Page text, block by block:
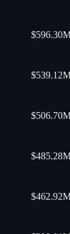
$
$
$
$
$